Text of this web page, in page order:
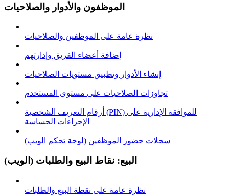
الموظفون والأدوار والصلاحيات
نظرة عامة على الموظفين والصلاحيات
إضافة أعضاء الفريق وإدارتهم
إنشاء الأدوار وتطبيق مستويات الصلاحيات
تجاوزات الصلاحيات على مستوى المستخدم
أرقام التعريف الشخصية (PIN) للموافقة الإدارية على
الإجراءات الحساسة
سجلات حضور الموظفين (لوحة تحكم الويب)
البيع: نقاط البيع والطلبات (الويب)
نظرة عامة على نقطة البيع والطلبات